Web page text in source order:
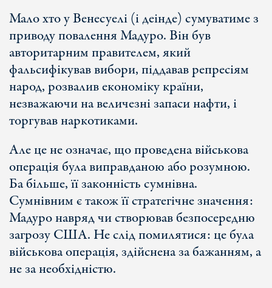
Мало хто у Венесуелі (і деінде) сумуватиме з
приводу повалення Мадуро. Він був
авторитарним правителем, який
фальсифікував вибори, піддавав репресіям
народ, розвалив економіку країни,
незважаючи на величезні запаси нафти, і
торгував наркотиками.
Але це не означає, що проведена військова
операція була виправданою або розумною.
Ба більше, її законність сумнівна.
Сумнівним є також її стратегічне значення:
Мадуро навряд чи створював безпосередню
загрозу США. Не слід помилятися: це була
військова операція, здійснена за бажанням, а
не за необхідністю.